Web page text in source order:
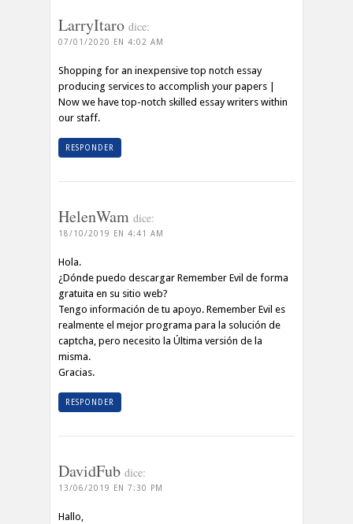
LarryItaro dice:
07/01/2020 EN 4:02 AM
Shopping for an inexpensive top notch essay
producing services to accomplish your papers |
Now we have top-notch skilled essay writers within
our staff.
RESPONDER
HelenWam dice:
18/10/2019 EN 4:41 AM
Hola.
¿Dónde puedo descargar Remember Evil de forma
gratuita en su sitio web?
Tengo información de tu apoyo. Remember Evil es
realmente el mejor programa para la solución de
captcha, pero necesito la Última versión de la
misma.
Gracias.
RESPONDER
DavidFub dice:
13/06/2019 EN 7:30 PM
Hallo,